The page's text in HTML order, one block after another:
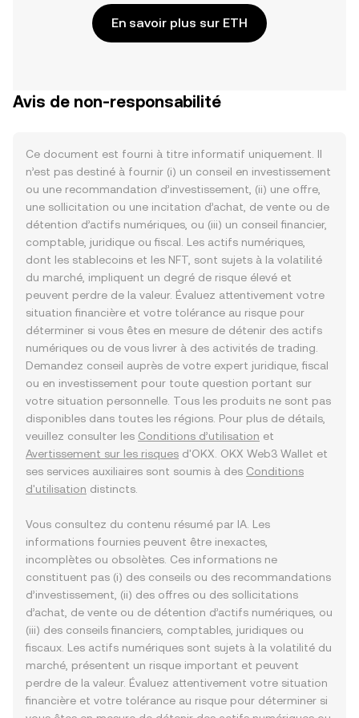
En savoir plus sur ETH
Avis de non-responsabilité
Ce document est fourni à titre informatif uniquement. Il
n’est pas destiné à fournir (i) un conseil en investissement
ou une recommandation d’investissement, (ii) une offre,
une sollicitation ou une incitation d’achat, de vente ou de
détention d’actifs numériques, ou (iii) un conseil financier,
comptable, juridique ou fiscal. Les actifs numériques,
dont les stablecoins et les NFT, sont sujets à la volatilité
du marché, impliquent un degré de risque élevé et
peuvent perdre de la valeur. Évaluez attentivement votre
situation financière et votre tolérance au risque pour
déterminer si vous êtes en mesure de détenir des actifs
numériques ou de vous livrer à des activités de trading.
Demandez conseil auprès de votre expert juridique, fiscal
ou en investissement pour toute question portant sur
votre situation personnelle. Tous les produits ne sont pas
disponibles dans toutes les régions. Pour plus de détails,
veuillez consulter les Conditions d’utilisation et
Avertissement sur les risques d'OKX. OKX Web3 Wallet et
ses services auxiliaires sont soumis à des Conditions
d'utilisation distincts.
Vous consultez du contenu résumé par IA. Les
informations fournies peuvent être inexactes,
incomplètes ou obsolètes. Ces informations ne
constituent pas (i) des conseils ou des recommandations
d’investissement, (ii) des offres ou des sollicitations
d’achat, de vente ou de détention d’actifs numériques, ou
(iii) des conseils financiers, comptables, juridiques ou
fiscaux. Les actifs numériques sont sujets à la volatilité du
marché, présentent un risque important et peuvent
perdre de la valeur. Évaluez attentivement votre situation
financière et votre tolérance au risque pour déterminer si